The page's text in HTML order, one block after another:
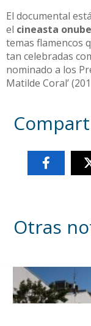
El documental
el cineasta
temas flamencos
tan celebradas
nominado a los
Matilde Coral’
Otras